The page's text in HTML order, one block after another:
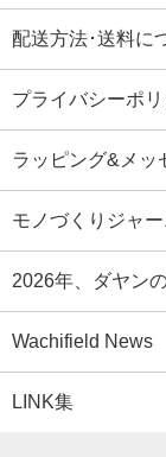
配送方法･送料に
プライバシーポ
ラッピング&メッ
モノづくりジャ
2026年、ダヤン
Wachifield News
LINK集